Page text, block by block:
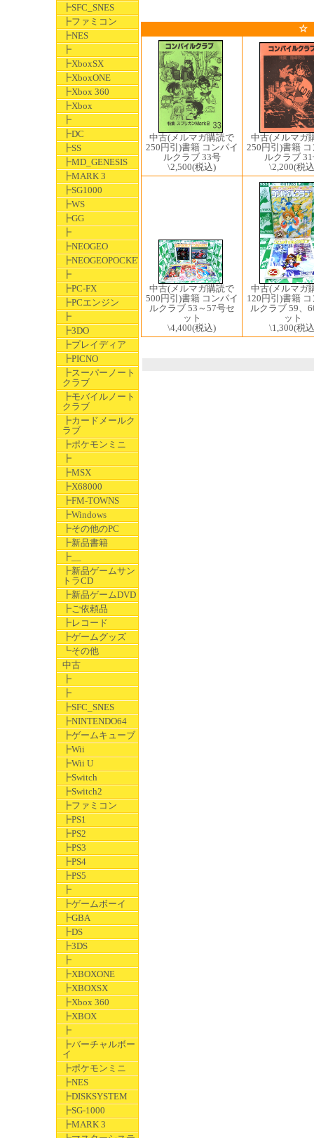
┣SFC_SNES
┣ファミコン
┣NES
┣
┣XboxSX
┣XboxONE
┣Xbox 360
┣Xbox
┣
┣DC
┣SS
┣MD_GENESIS
┣MARK 3
┣SG1000
┣WS
┣GG
┣
┣NEOGEO
┣NEOGEOPOCKET
┣
┣PC-FX
┣PCエンジン
┣
┣3DO
┣プレイディア
┣PICNO
┣スーパーノート
クラブ
┣モバイルノート
クラブ
┣カードメールク
ラブ
┣ポケモンミニ
┣
┣MSX
┣X68000
┣FM-TOWNS
┣Windows
┣その他のPC
┣新品書籍
┣__
┣新品ゲームサン
トラCD
┣新品ゲームDVD
┣ご依頼品
┣レコード
┣ゲームグッズ
┗その他
中古
┣
┣
┣SFC_SNES
┣NINTENDO64
┣ゲームキューブ
┣Wii
┣Wii U
┣Switch
┣Switch2
┣ファミコン
┣PS1
┣PS2
┣PS3
┣PS4
┣PS5
┣
┣ゲームボーイ
┣GBA
┣DS
┣3DS
┣
┣XBOXONE
┣XBOXSX
┣Xbox 360
┣XBOX
┣
┣バーチャルボー
イ
┣ポケモンミニ
┣NES
┣DISKSYSTEM
┣SG-1000
┣MARK 3
☆
中古(メルマガ購読で
250円引)書籍 コンパイ
ルクラブ 33号
\2,500(税込)
中古(メルマガ
250円引)書籍
ルクラブ
\2,200(税
中古(メルマガ購読で
500円引)書籍 コンパイ
ルクラブ 53～57号セ
ット
\4,400(税込)
中古(メルマガ
120円引)書籍
ルクラブ 59、
ット
\1,300(税